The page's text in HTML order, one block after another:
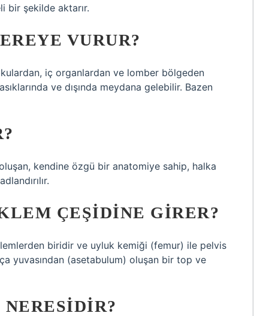
bir şekilde aktarır.
VURUR?
iç organlardan ve lomber bölgeden
ve dışında meydana gelebilir. Bazen
kendine özgü bir anatomiye sahip, halka
ÇEŞIDINE GIRER?
biridir ve uyluk kemiği (femur) ile pelvis
yuvasından (asetabulum) oluşan bir top ve